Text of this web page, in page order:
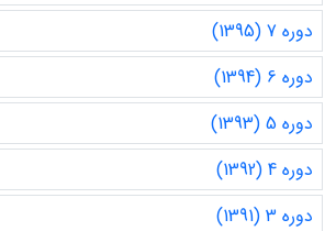
دوره 7 (1395)
دوره 6 (1394)
دوره 5 (1393)
دوره 4 (1392)
دوره 3 (1391)